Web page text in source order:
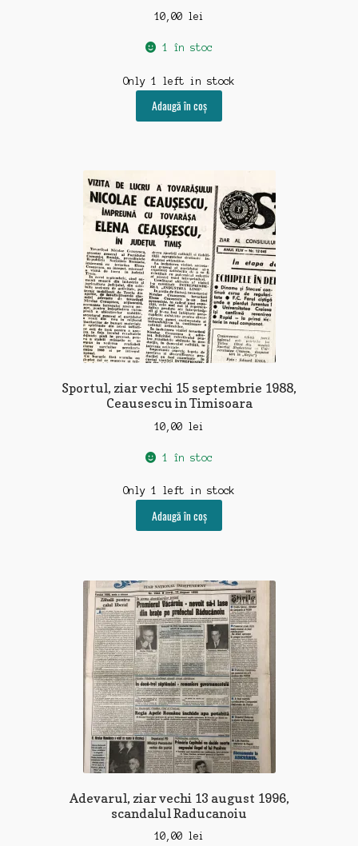
10,00 lei
1 în stoc
Only 1 left in stock
Adaugă în coș
Sportul, ziar vechi 15 septembrie 1988,
Ceausescu in Timisoara
10,00 lei
1 în stoc
Only 1 left in stock
Adaugă în coș
Adevarul, ziar vechi 13 august 1996,
scandalul Raducanoiu
10,00 lei